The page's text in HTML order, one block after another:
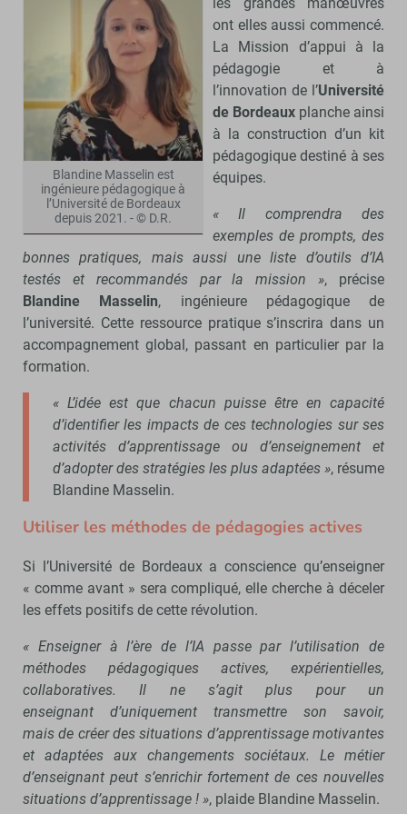
Blandine Masselin est
ingénieure pédagogique à
l’Université de Bordeaux
depuis 2021. - © D.R.
ont elles aussi commencé.
La Mission d’appui à la
pédagogie et à
l’innovation de l’Université
de Bordeaux planche ainsi
à la construction d’un kit
pédagogique destiné à ses
équipes.
« Il comprendra des
exemples de prompts, des
bonnes pratiques, mais aussi une liste d’outils d’IA
testés et recommandés par la mission », précise
Blandine Masselin, ingénieure pédagogique de
l’université. Cette ressource pratique s’inscrira dans un
accompagnement global, passant en particulier par la
formation.
« L’idée est que chacun puisse être en capacité
d’identifier les impacts de ces technologies sur ses
activités d’apprentissage ou d’enseignement et
d’adopter des stratégies les plus adaptées », résume
Blandine Masselin.
Utiliser les méthodes de pédagogies actives
Si l’Université de Bordeaux a conscience qu’enseigner
« comme avant » sera compliqué, elle cherche à déceler
les effets positifs de cette révolution.
« Enseigner à l’ère de l’IA passe par l’utilisation de
méthodes pédagogiques actives, expérientielles,
collaboratives. Il ne s’agit plus pour un
enseignant d’uniquement transmettre son savoir,
mais de créer des situations d’apprentissage motivantes
et adaptées aux changements sociétaux. Le métier
d’enseignant peut s’enrichir fortement de ces nouvelles
situations d’apprentissage ! », plaide Blandine Masselin.